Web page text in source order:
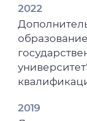
2022
2019